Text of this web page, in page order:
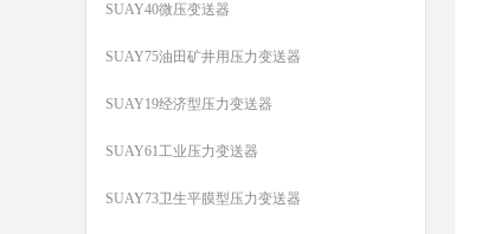
SUAY40微压变送器
SUAY75油田矿井用压力变送器
SUAY19经济型压力变送器
SUAY61工业压力变送器
SUAY73卫生平膜型压力变送器